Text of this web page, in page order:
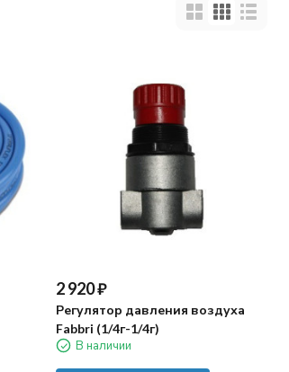
2 920₽
Регулятор давления воздуха
Fabbri (1/4г-1/4г)
В наличии